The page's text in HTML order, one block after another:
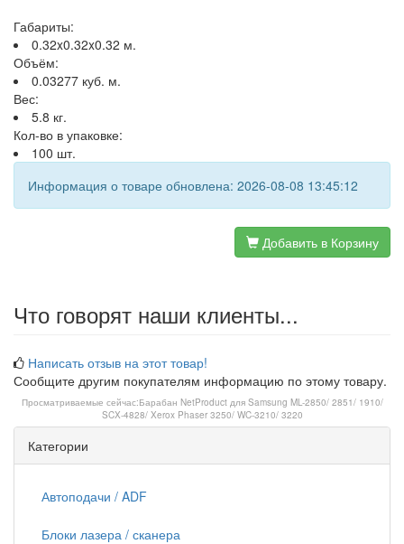
Габариты:
0.32x0.32x0.32 м.
Объём:
0.03277 куб. м.
Вес:
5.8 кг.
Кол-во в упаковке:
100 шт.
Информация о товаре обновлена: 2026-08-08 13:45:12
Добавить в Корзину
Что говорят наши клиенты...
Написать отзыв на этот товар!
Сообщите другим покупателям информацию по этому товару.
Просматриваемые сейчас:Барабан NetProduct для Samsung ML-2850/ 2851/ 1910/
SCX-4828/ Xerox Phaser 3250/ WC-3210/ 3220
Категории
Автоподачи / ADF
Блоки лазера / сканера